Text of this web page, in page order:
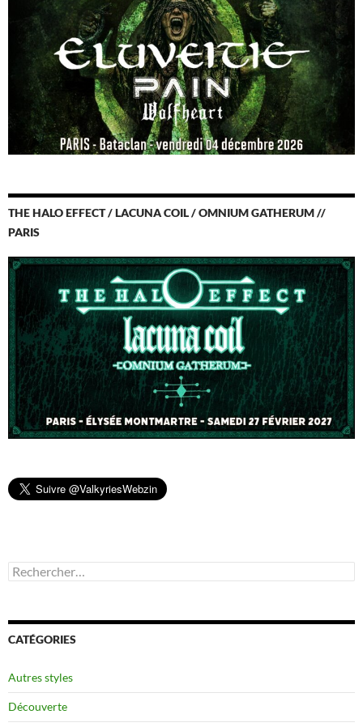
THE HALO EFFECT / LACUNA COIL / OMNIUM GATHERUM //
PARIS
Rechercher :
CATÉGORIES
Autres styles
Découverte